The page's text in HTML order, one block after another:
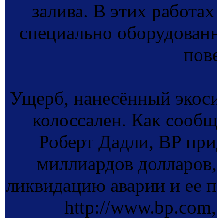
залива. В этих
специально
Ущерб, нанесённый
колоссален. Как
Роберт Дадли, BP
миллиардов
ликвидацию аварии и ее
http://